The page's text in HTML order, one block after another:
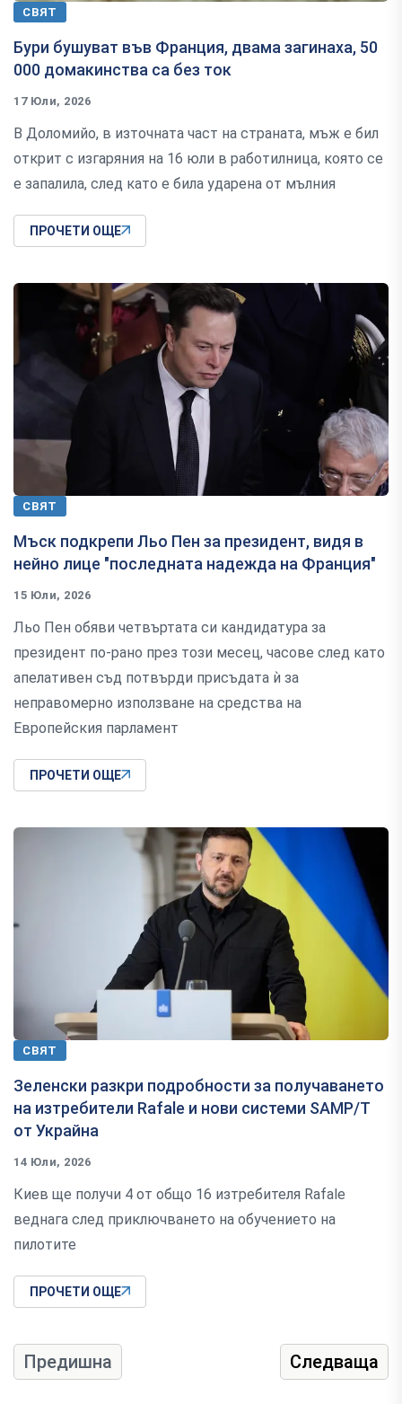
СВЯТ
Бури бушуват във Франция, двама загинаха, 50
000 домакинства са без ток
17 Юли, 2026
В Доломийо, в източната част на страната, мъж е бил
открит с изгаряния на 16 юли в работилница, която се
е запалила, след като е била ударена от мълния
ПРОЧЕТИ ОЩЕ
СВЯТ
Мъск подкрепи Льо Пен за президент, видя в
нейно лице "последната надежда на Франция"
15 Юли, 2026
Льо Пен обяви четвъртата си кандидатура за
президент по-рано през този месец, часове след като
апелативен съд потвърди присъдата ѝ за
неправомерно използване на средства на
Европейския парламент
ПРОЧЕТИ ОЩЕ
СВЯТ
Зеленски разкри подробности за получаването
на изтребители Rafale и нови системи SAMP/T
от Украйна
14 Юли, 2026
Киев ще получи 4 от общо 16 изтребителя Rafale
веднага след приключването на обучението на
пилотите
ПРОЧЕТИ ОЩЕ
Предишна Следваща